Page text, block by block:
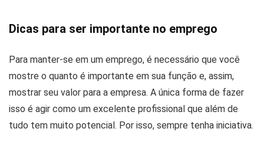
Dicas para ser importante no emprego
Para manter-se em um emprego, é necessário que você
mostre o quanto é importante em sua função e, assim,
mostrar seu valor para a empresa. A única forma de fazer
isso é agir como um excelente profissional que além de
tudo tem muito potencial. Por isso, sempre tenha iniciativa.